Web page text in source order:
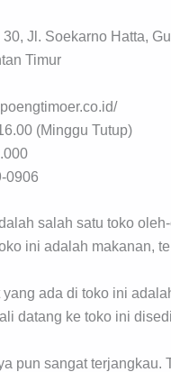
30, Jl. Soekarno Hatta,
Timur
(Minggu Tutup)
0906
salah satu toko
ini adalah makanan,
yang ada di toko ini
datang ke toko ini
pun sangat